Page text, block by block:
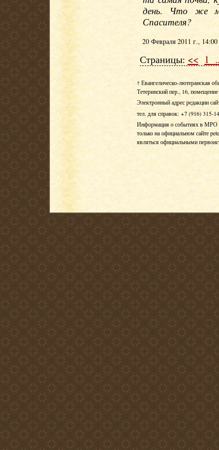
день. Что же
Спасителя?
20 Февраля 2011 г., 14:00
Страницы: << 1
† Евангелическо-лютеранская
Тетеринский пер., 16,
Электронный адрес редакции
тел. для справок: +7 (916) 315-
Информация о событиях в МРО
только на официальном сайте
являться официальными